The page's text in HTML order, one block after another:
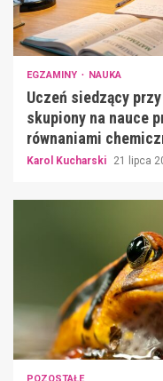
EGZAMINY NAUKA
Uczeń siedzący
skupiony na nauce
równaniami
Karol Kucharski 21 lipca